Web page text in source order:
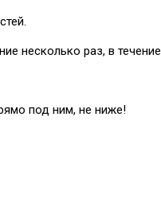
несколько раз, в
под ним, не ниже!